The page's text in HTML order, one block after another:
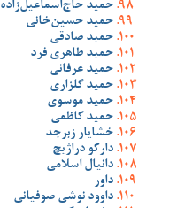
حمید حاج‌اسماعیل‌زاده
حمید حسین‌خانی
حمید صادقی
حمید طاهری فرد
حمید عرفانی
حمید گلزاری
حمید موسوی
حمید کاظمی
خشایار زبرجد
دارکو دراژیچ
دانیال اسلامی
داور
داوود نوشی صوفیانی